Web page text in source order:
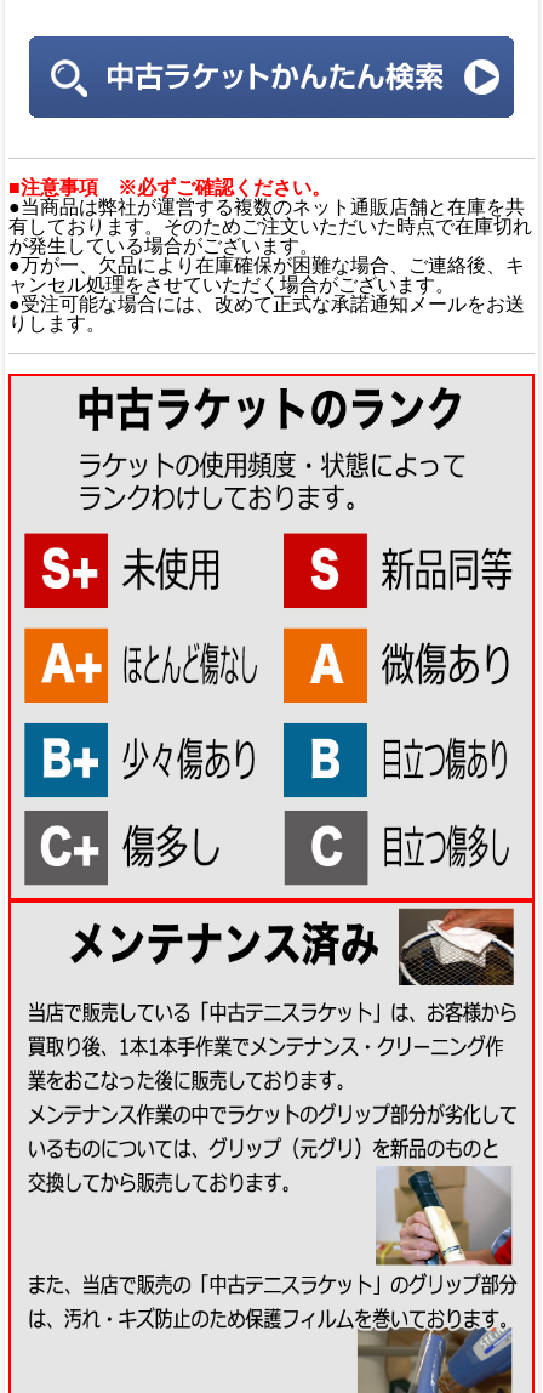
■注意事項 ※必ずご確認ください。
●当商品は弊社が運営する複数のネット通販店舗と在庫を共
有しております。そのためご注文いただいた時点で在庫切れ
が発生している場合がございます。
●万が一、欠品により在庫確保が困難な場合、ご連絡後、キ
ャンセル処理をさせていただく場合がございます。
●受注可能な場合には、改めて正式な承諾通知メールをお送
りします。